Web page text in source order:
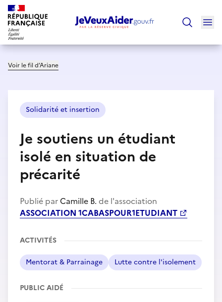
Voir le fil d’Ariane
Solidarité et insertion
Je soutiens un étudiant
isolé en situation de
précarité
Publié par Camille B. de l'association
ASSOCIATION 1CABASPOUR1ETUDIANT
ACTIVITÉS
Mentorat & Parrainage Lutte contre l'isolement
PUBLIC AIDÉ